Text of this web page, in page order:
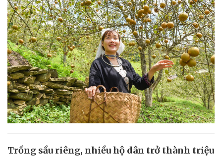
Trồng sầu riêng, nhiều hộ dân trở thành triệu